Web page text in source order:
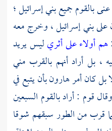
بالقوم جميعبني إسرائيل ؛
علىبني إسرائيل ،وخرج معه
:هم أولاء على أثريليس يريد
، بل أراد أنهم بالقرب مني
كان أمرهارونبأن يتبع في
قوم : أراد بالقوم السبعين
قرب منالطورسبقهم شوقا